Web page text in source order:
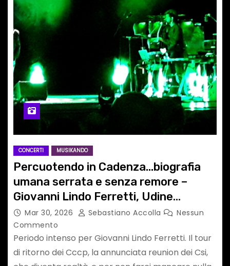
CONCERTI MUSIKANDO
Percuotendo in Cadenza…biografia
umana serrata e senza remore –
Giovanni Lindo Ferretti, Udine
29.03.26
Mar 30, 2026 Sebastiano Accolla
Nessun
Commento
Periodo intenso per Giovanni Lindo Ferretti. Il tour
di ritorno dei Cccp, la annunciata reunion dei Csi,